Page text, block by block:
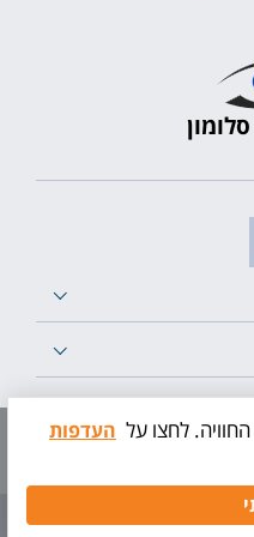
לחצו על העדפות